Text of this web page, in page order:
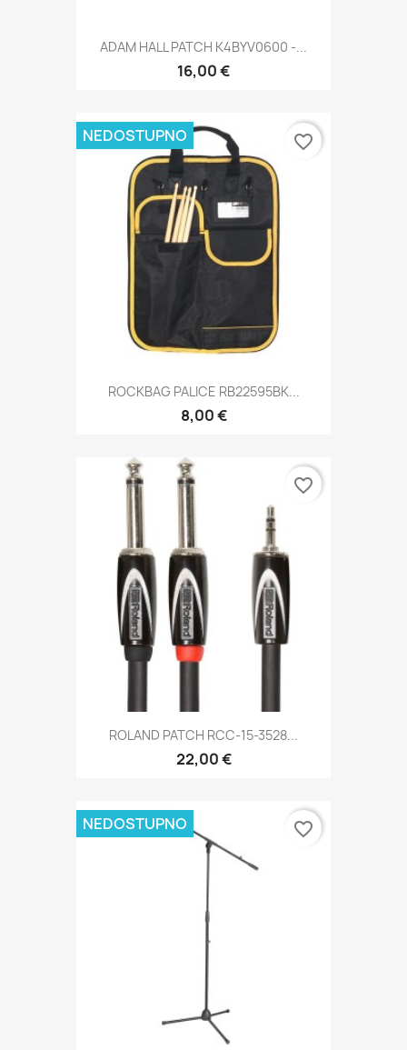
ADAM HALL PATCH K4BYV0600 -...
16,00 €
ROCKBAG PALICE RB22595BK...
8,00 €
NEDOSTUPNO favorite_border
ROLAND PATCH RCC-15-3528...
22,00 €
favorite_border
NEDOSTUPNO favorite_border